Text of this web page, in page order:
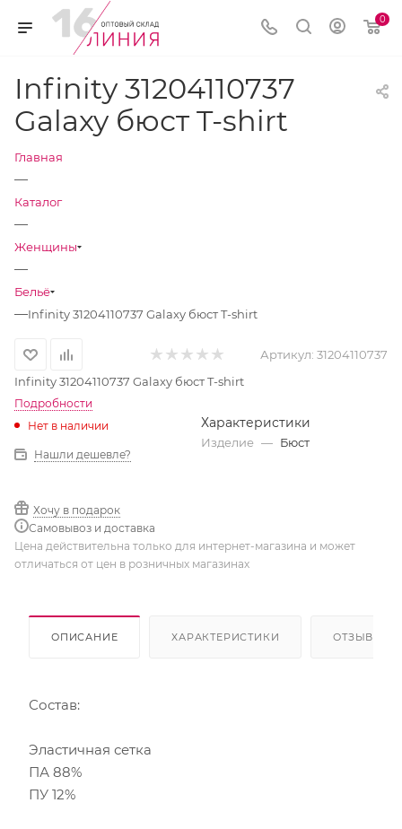
0
Infinity 31204110737
Galaxy бюст T-shirt
Главная
—
Каталог
—
Женщины
—
Бельё
—Infinity 31204110737 Galaxy бюст T-shirt
Артикул: 31204110737
Infinity 31204110737 Galaxy бюст T-shirt
Подробности
Нет в наличии
Нашли дешевле?
Хочу в подарок
Самовывоз и доставка
Характеристики
Изделие — Бюст
Цена действительна только для интернет-магазина и может
отличаться от цен в розничных магазинах
ОПИСАНИЕ ХАРАКТЕРИСТИКИ ОТЗЫВЫ
Состав:
Эластичная сетка
ПА 88%
ПУ 12%